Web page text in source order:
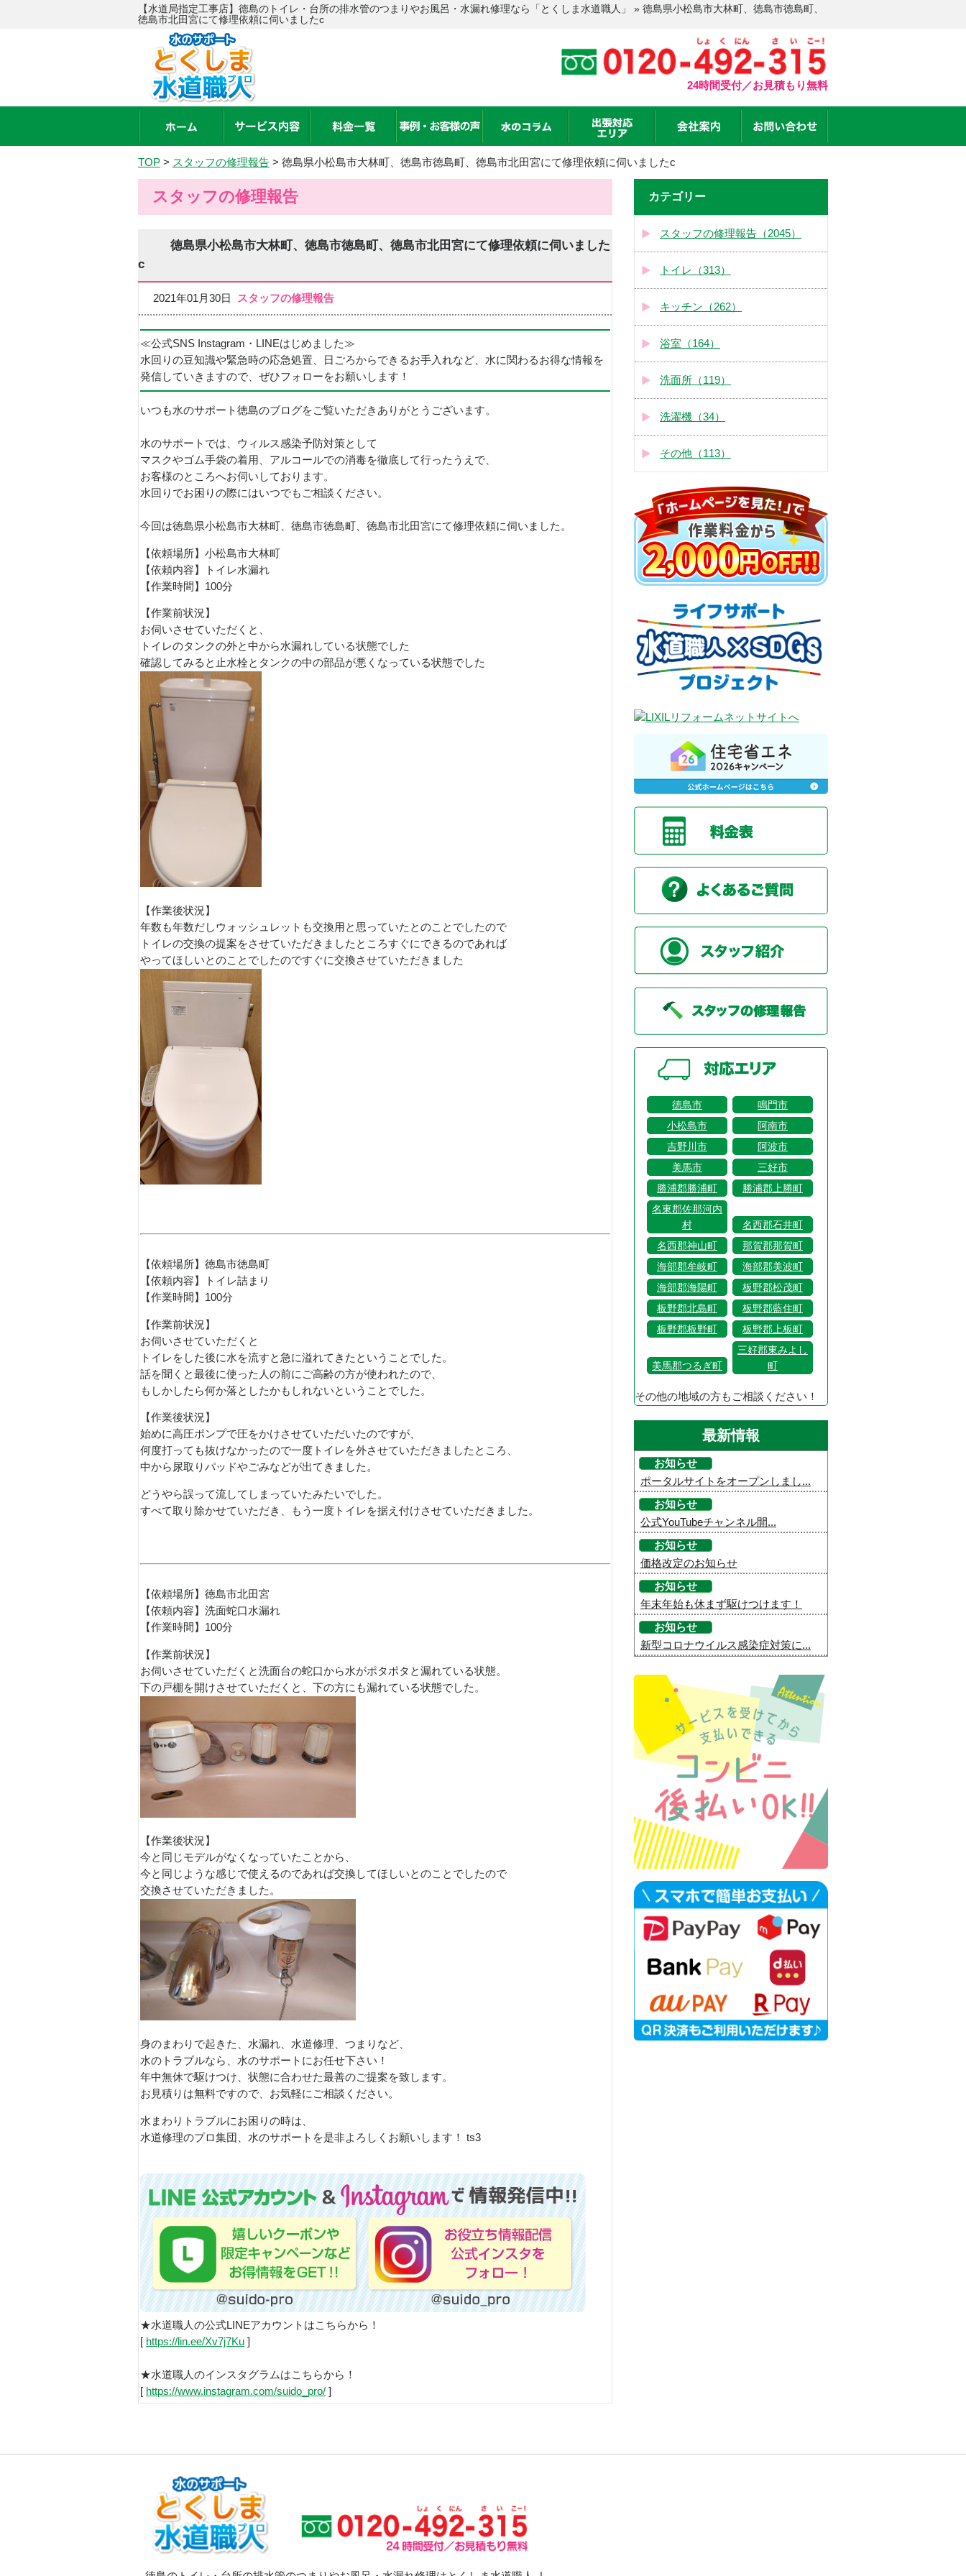
【水道局指定工事店】徳島のトイレ・台所の排水管のつまりやお風呂・水漏れ修理なら「とくしま水道職人」 » 徳島県小松島市大林町、徳島市徳島町、
徳島市北田宮にて修理依頼に伺いましたc
24時間受付／お見積もり無料
TOP > スタッフの修理報告 > 徳島県小松島市大林町、徳島市徳島町、徳島市北田宮にて修理依頼に伺いましたc
スタッフの修理報告
徳島県小松島市大林町、徳島市徳島町、徳島市北田宮にて修理依頼に伺いました
c
2021年01月30日 スタッフの修理報告
≪公式SNS Instagram・LINEはじめました≫
水回りの豆知識や緊急時の応急処置、日ごろからできるお手入れなど、水に関わるお得な情報を
発信していきますので、ぜひフォローをお願いします！
いつも水のサポート徳島のブログをご覧いただきありがとうございます。
水のサポートでは、ウィルス感染予防対策として
マスクやゴム手袋の着用、アルコールでの消毒を徹底して行ったうえで、
お客様のところへお伺いしております。
水回りでお困りの際にはいつでもご相談ください。
今回は徳島県小松島市大林町、徳島市徳島町、徳島市北田宮にて修理依頼に伺いました。
【依頼場所】小松島市大林町
【依頼内容】トイレ水漏れ
【作業時間】100分
【作業前状況】
お伺いさせていただくと、
トイレのタンクの外と中から水漏れしている状態でした
確認してみると止水栓とタンクの中の部品が悪くなっている状態でした
【作業後状況】
年数も年数だしウォッシュレットも交換用と思っていたとのことでしたので
トイレの交換の提案をさせていただきましたところすぐにできるのであれば
やってほしいとのことでしたのですぐに交換させていただきました
【依頼場所】徳島市徳島町
【依頼内容】トイレ詰まり
【作業時間】100分
【作業前状況】
お伺いさせていただくと
トイレをした後に水を流すと急に溢れてきたということでした。
話を聞くと最後に使った人の前にご高齢の方が使われたので、
もしかしたら何か落としたかもしれないということでした。
【作業後状況】
始めに高圧ポンプで圧をかけさせていただいたのですが、
何度打っても抜けなかったので一度トイレを外させていただきましたところ、
中から尿取りパッドやごみなどが出てきました。
どうやら誤って流してしまっていたみたいでした。
すべて取り除かせていただき、もう一度トイレを据え付けさせていただきました。
【依頼場所】徳島市北田宮
【依頼内容】洗面蛇口水漏れ
【作業時間】100分
【作業前状況】
お伺いさせていただくと洗面台の蛇口から水がポタポタと漏れている状態。
下の戸棚を開けさせていただくと、下の方にも漏れている状態でした。
【作業後状況】
今と同じモデルがなくなっていたことから、
今と同じような感じで使えるのであれば交換してほしいとのことでしたので
交換させていただきました。
身のまわりで起きた、水漏れ、水道修理、つまりなど、
水のトラブルなら、水のサポートにお任せ下さい！
年中無休で駆けつけ、状態に合わせた最善のご提案を致します。
お見積りは無料ですので、お気軽にご相談ください。
水まわりトラブルにお困りの時は、
水道修理のプロ集団、水のサポートを是非よろしくお願いします！ ts3
★水道職人の公式LINEアカウントはこちらから！
[ https://lin.ee/Xv7j7Ku ]
★水道職人のインスタグラムはこちらから！
[ https://www.instagram.com/suido_pro/ ]
カテゴリー
スタッフの修理報告（2045）
トイレ（313）
キッチン（262）
浴室（164）
洗面所（119）
洗濯機（34）
その他（113）
徳島市
鳴門市
小松島市
阿南市
吉野川市
阿波市
美馬市
三好市
勝浦郡勝浦町
勝浦郡上勝町
名東郡佐那河内
村
名西郡石井町
名西郡神山町
那賀郡那賀町
海部郡牟岐町
海部郡美波町
海部郡海陽町
板野郡松茂町
板野郡北島町
板野郡藍住町
板野郡板野町
板野郡上板町
美馬郡つるぎ町
三好郡東みよし
町
その他の地域の方もご相談ください！
最新情報
お知らせ
ポータルサイトをオープンしまし...
お知らせ
公式YouTubeチャンネル開...
お知らせ
価格改定のお知らせ
お知らせ
年末年始も休まず駆けつけます！
お知らせ
新型コロナウイルス感染症対策に...